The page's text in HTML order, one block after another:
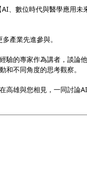
、數位時代與醫學應用未
產業先進參與。
驗的專家作為講者，談論
和不同角度的思考觀察。
高雄與您相見，一同討論